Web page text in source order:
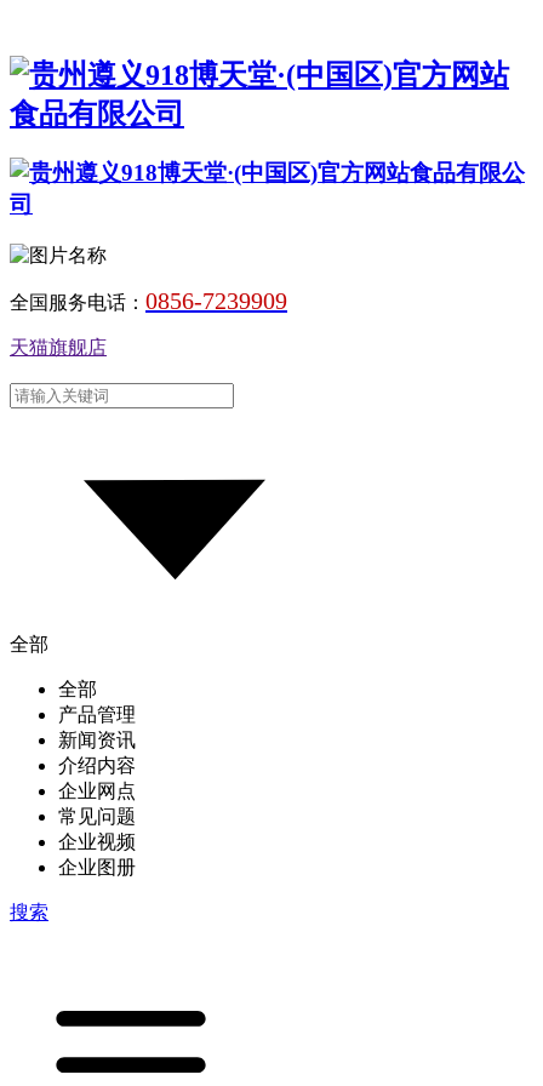
全国服务电话： 0856-7239909
天猫旗舰店
全部
全部
产品管理
新闻资讯
介绍内容
企业网点
常见问题
企业视频
企业图册
搜索